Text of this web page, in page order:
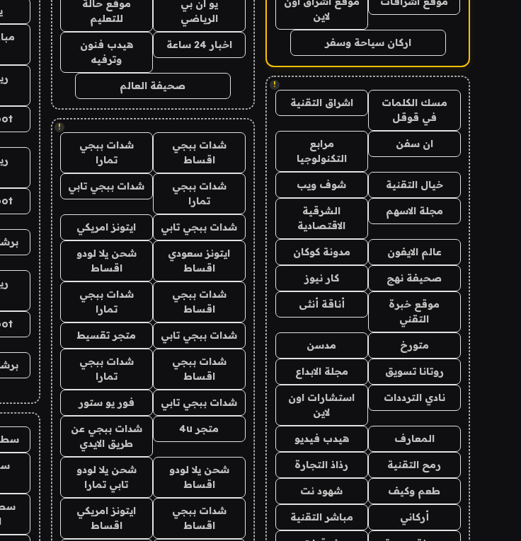
لاين
اركان سياحة وسفر
!
مسك الكلمات
في قوقل
اشراق التقنية
ان سفن
مرابع
التكنولوجيا
خيال التقنية شوف ويب
مجلة الاسهم
الشرقية
الاقتصادية
عالم الايفون مدونة كوكان
صحيفة نهج كار نيوز
موقع خبرة
التقني
أناقة أنثى
متورخ مدسن
روتانا تسويق مجلة الابداع
نادي الترددات
استشارات اون
لاين
المعارف هيدب فيديو
رمح التقنية رذاذ التجارة
طعم وكيف شهود نت
أركاني مباشر التقنية
يو ان بي
الرياضي
موقع حالة
للتعليم
اخبار 24 ساعة
هيدب فنون
وترفيه
صحيفة العالم
!
شدات ببجي
اقساط
شدات ببجي
تمارا
شدات ببجي
تمارا
شدات ببجي تابي
شدات ببجي تابي ايتونز امريكي
ايتونز سعودي
اقساط
شحن يلا لودو
اقساط
شدات ببجي
اقساط
شدات ببجي
تمارا
شدات ببجي تابي متجر تقسيط
شدات ببجي
اقساط
شدات ببجي
تمارا
شدات ببجي تابي فور يو ستور
متجر 4u
شدات ببجي عن
طريق الايدي
شحن يلا لودو
اقساط
شحن يلا لودو
تابي تمارا
شدات ببجي
اقساط
ايتونز امريكي
اقساط